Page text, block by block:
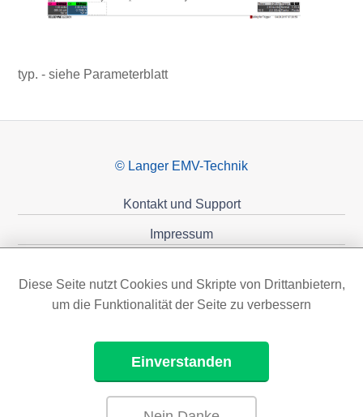
typ. - siehe Parameterblatt
© Langer EMV-Technik
Kontakt und Support
Impressum
Diese Seite nutzt Cookies und Skripte von Drittanbietern,
um die Funktionalität der Seite zu verbessern
Einverstanden